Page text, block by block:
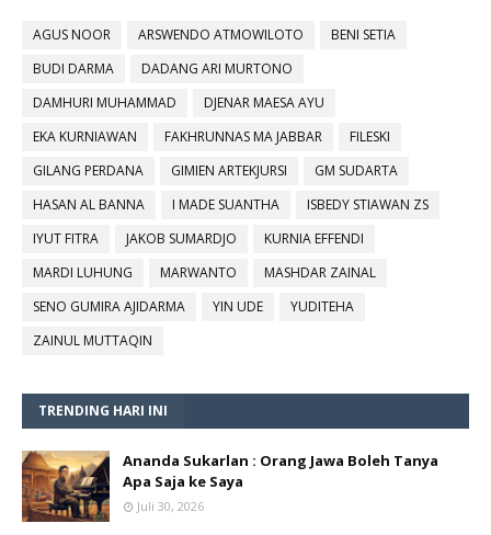
AGUS NOOR ARSWENDO ATMOWILOTO
BENI SETIA
BUDI DARMA
DADANG ARI MURTONO
DAMHURI MUHAMMAD
DJENAR MAESA AYU
EKA KURNIAWAN
FAKHRUNNAS MA JABBAR
FILESKI
GILANG PERDANA
GIMIEN ARTEKJURSI
GM SUDARTA
HASAN AL BANNA
I MADE SUANTHA
ISBEDY STIAWAN ZS
IYUT FITRA
JAKOB SUMARDJO
KURNIA EFFENDI
MARDI LUHUNG
MARWANTO
MASHDAR ZAINAL
SENO GUMIRA AJIDARMA
YIN UDE
YUDITEHA
ZAINUL MUTTAQIN
TRENDING HARI INI
Ananda Sukarlan : Orang Jawa Boleh Tanya
Apa Saja ke Saya
Juli 30, 2026